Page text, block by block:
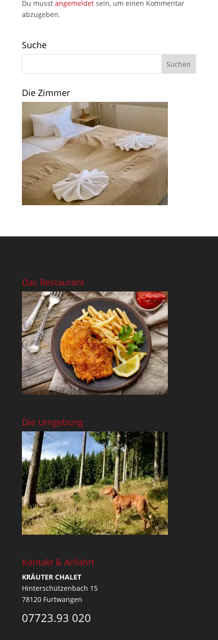
Du musst angemeldetsein, um einen Kommentar
abzugeben.
Suche
Die Zimmer
Das Restaurant
Die Umgebung
Kontakt & Anfahrt
KRÄUTER CHALET
Hinterschützenbach 15
78120 Furtwangen
07723.93 020